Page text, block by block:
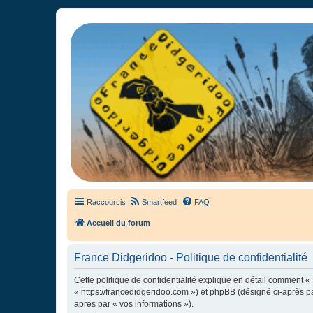
France Didgeridoo
Didgeridoo et Guimbarde sur France Didgeridoo - retrouvez la
Raccourcis Smartfeed FAQ
Accueil du forum
France Didgeridoo - Politique de confidentialité
Cette politique de confidentialité explique en détail comment
« https://francedidgeridoo.com ») et phpBB (désigné ci-après
après par « vos informations »).